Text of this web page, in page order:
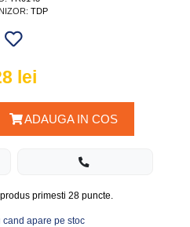
TDP
lei
ADAUGA IN COS
primesti 28 puncte.
cand apare pe stoc